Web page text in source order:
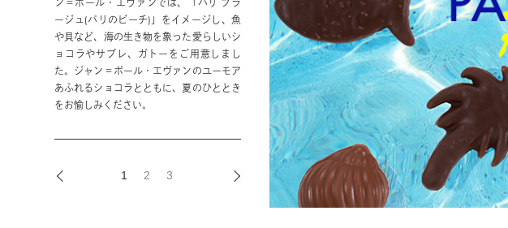
ン＝ポール・エヴァンでは、「パリ プラ
ージュ(パリのビーチ)」をイメージし、魚
や貝など、海の生き物を象った愛らしいシ
ョコラやサブレ、ガトーをご用意しまし
た。ジャン＝ポール・エヴァンのユーモア
あふれるショコラとともに、夏のひととき
をお愉しみください。
夏の贈り物に最適なアイテムを各種ご用意
しています。今夏は、サブレを使用したこ
だわりの新作アイス3種が登場。軽快な食
感と、カカオ、プラリネやヴァニラを使用
した奥行きのある味わいをお愉しみいただ
けます。大切な方へのギフトにどうぞ。
イエ コレクション」を期間限定でご用意
しています。パリの街がトリコロールカラ
ーに染まり、エッフェル塔に花火が打ち上
がる特別な日「キャトルズ ジュイエ」。
その祝祭の高揚感をショコラで表現しまし
た。この季節ならではの特別な贈り物にい
かがでしょうか。
1 2 3